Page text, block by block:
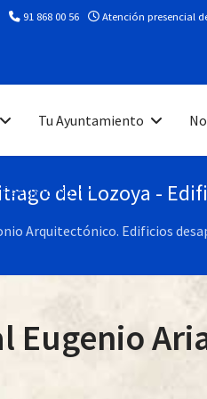
91 868 00 56 Atención presencial
Tu Ayuntamiento
Patrimoniodel Lozoya -
Arquitectónico. Edificios